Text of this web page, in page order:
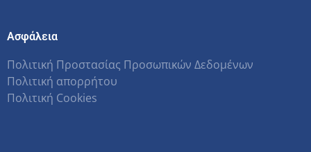
Ασφάλεια
Πολιτική Προστασίας Προσωπικών Δεδομένων
Πολιτική απορρήτου
Πολιτική Cookies